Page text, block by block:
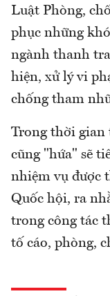
Luật Phòng,
phục những
ngành thanh
hiện, xử lý vi
chống tham
Trong thời
cũng "hứa" sẽ
nhiệm vụ được
Quốc hội, ra
trong công tác
tố cáo, phòng,